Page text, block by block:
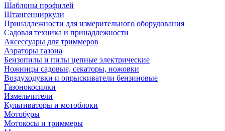
Шаблоны профилей
Штангенциркули
Принадлежности для измерительного оборудования
Садовая техника и принадлежности
Аксессуары для триммеров
Аэраторы газона
Бензопилы и пилы цепные электрические
Ножницы садовые, секаторы, ножовки
Воздуходувки и опрыскиватели бензиновые
Газонокосилки
Измельчители
Культиваторы и мотоблоки
Мотобуры
Мотокосы и триммеры